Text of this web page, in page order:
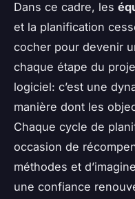
Dans ce cadre, les
et la planification
cocher pour devenir
chaque étape du
logiciel: c’est une
manière dont les
Chaque cycle de
occasion de
méthodes et
une confiance